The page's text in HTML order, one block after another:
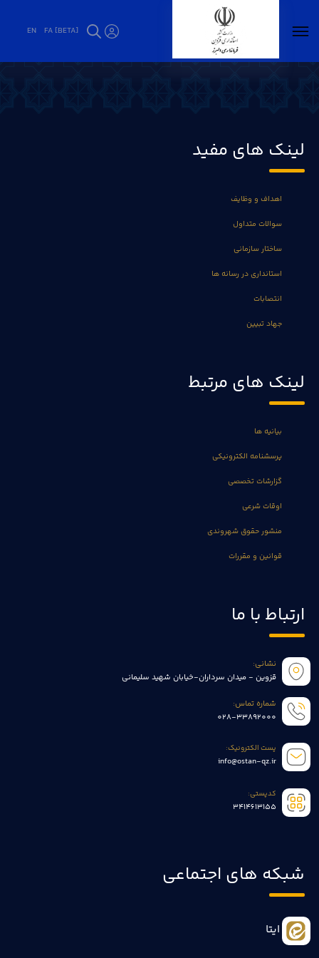
FA [BETA]
EN
لینک های مفید
اهداف و وظایف
سوالات متداول
ساختار سازمانی
استانداری در رسانه ها
انتصابات
جهاد تبیین
لینک های مرتبط
بیانیه ها
پرسشنامه الکترونیکی
گزارشات تخصصی
اوقات شرعی
منشور حقوق شهروندی
قوانین و مقررات
ارتباط با ما
نشانی:
قزوین - میدان سرداران-خیابان شهید سلیمانی
شماره تماس:
028-33892000
پست الکترونیک:
info@ostan-qz.ir
کدپستی:
3414613155
شبکه های اجتماعی
ایتا